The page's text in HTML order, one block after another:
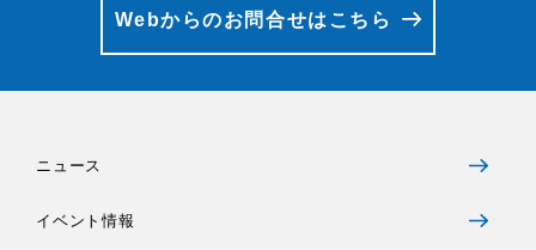
ニュース
イベント情報
Webからのお問合せはこちら